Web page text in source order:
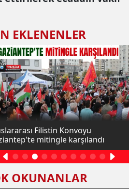
EKLENENLER
Filistin Konvoyu
mitingle karşılandı
OKUNANLAR